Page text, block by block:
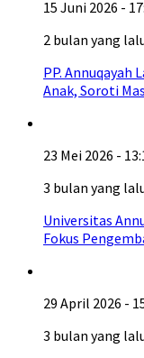
15 Juni 2026 -
2 bulan yang
PP. Annuqayah
Anak, Soroti
23 Mei 2026 -
3 bulan yang
Universitas
Fokus
29 April 2026 -
3 bulan yang